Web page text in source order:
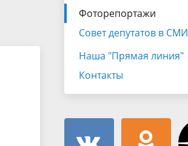
Муниципальная служба
Объявления
имущественного характера
Информационные материалы
Фоторепортажи
Совет депутатов в СМИ
Наша "Прямая линия"
Контакты